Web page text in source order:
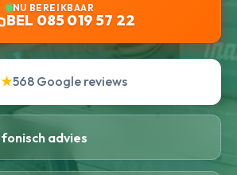
NU BEREIKBAAR
BEL 085 019 57 22
568 Google reviews
advies